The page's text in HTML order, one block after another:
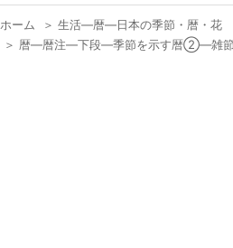
ホーム ＞ 生活―暦―日本の季節・暦・花
＞ 暦―暦注―下段―季節を示す暦②―雑節